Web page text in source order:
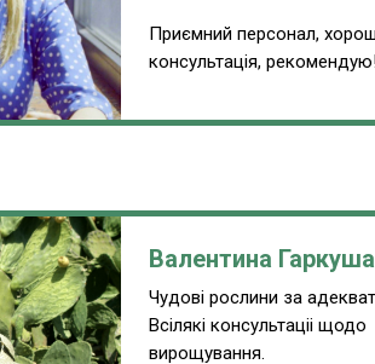
Приємний персонал,
консультація,
Валентина Гаркуша
Чудові рослини за
Всілякі консультаціі щодо
вирощування.